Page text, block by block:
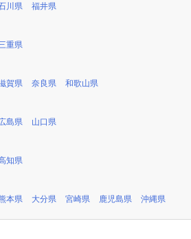
川県 福井県
重県
賀県 奈良県 和歌山県
島県 山口県
知県
本県 大分県 宮崎県 鹿児島県 沖縄県